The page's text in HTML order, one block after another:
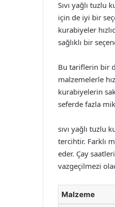
Sıvı yağlı tuzlu
için de iyi bir
kurabiyeler
sağlıklı bir
Bu tariflerin bir
malzemelerle
kurabiyelerin
seferde fazla
sıvı yağlı tuzlu
tercihtir. Farklı
eder. Çay
vazgeçilmezi
Malzeme